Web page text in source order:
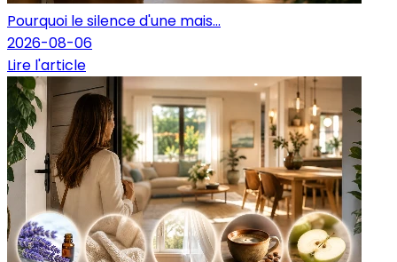
Pourquoi le silence d'une mais...
2026-08-06
Lire l'article